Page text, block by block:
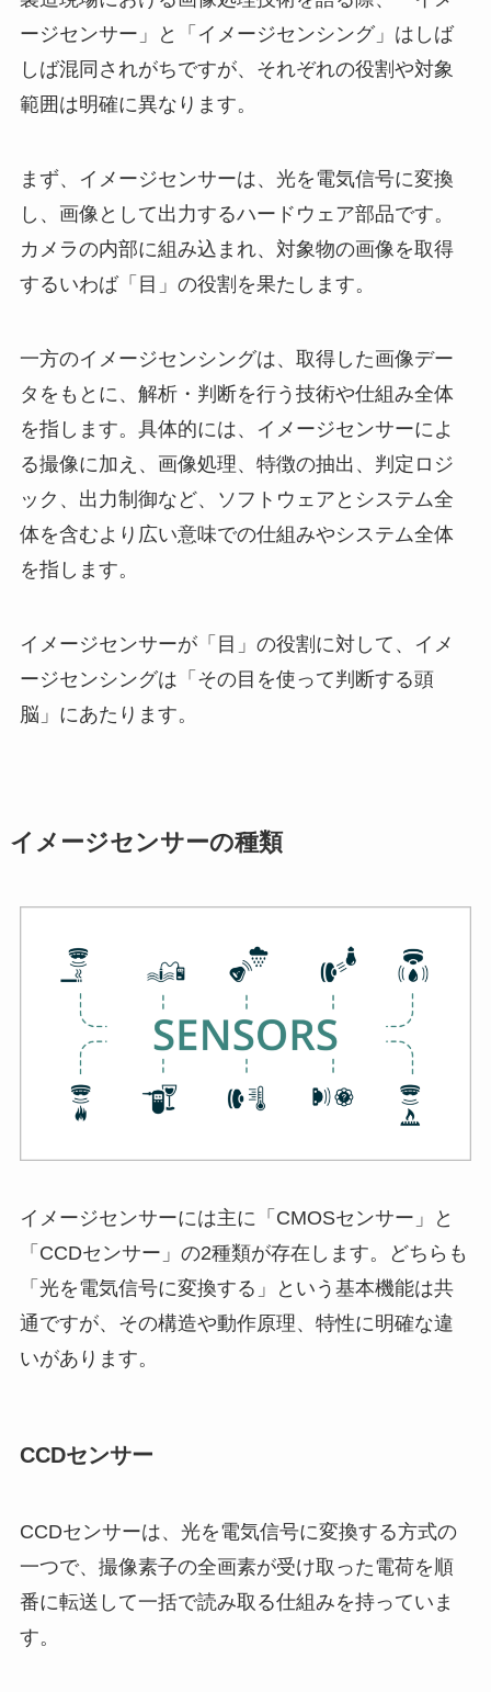
ージセンサー」と「イメージセンシング」はしば
しば混同されがちですが、それぞれの役割や対象
範囲は明確に異なります。
まず、イメージセンサーは、光を電気信号に変換
し、画像として出力するハードウェア部品です。
カメラの内部に組み込まれ、対象物の画像を取得
するいわば「目」の役割を果たします。
一方のイメージセンシングは、取得した画像デー
タをもとに、解析・判断を行う技術や仕組み全体
を指します。具体的には、イメージセンサーによ
る撮像に加え、画像処理、特徴の抽出、判定ロジ
ック、出力制御など、ソフトウェアとシステム全
体を含むより広い意味での仕組みやシステム全体
を指します。
イメージセンサーが「目」の役割に対して、イメ
ージセンシングは「その目を使って判断する頭
脳」にあたります。
イメージセンサーの種類
イメージセンサーには主に「CMOSセンサー」と
「CCDセンサー」の2種類が存在します。どちらも
「光を電気信号に変換する」という基本機能は共
通ですが、その構造や動作原理、特性に明確な違
いがあります。
CCDセンサー
CCDセンサーは、光を電気信号に変換する方式の
一つで、撮像素子の全画素が受け取った電荷を順
番に転送して一括で読み取る仕組みを持っていま
す。